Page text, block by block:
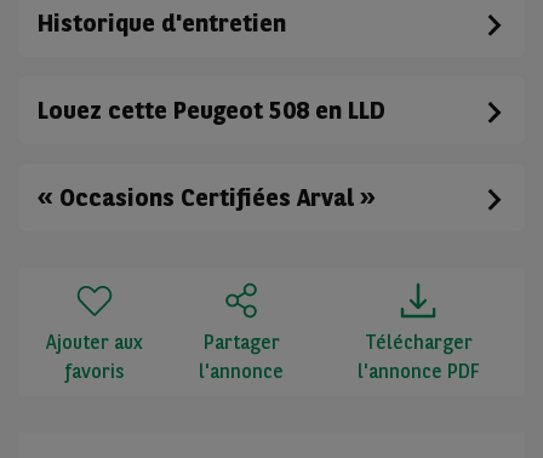
Historique d'entretien
Louez cette Peugeot 508 en LLD
« Occasions Certifiées Arval »
Ajouter aux
favoris
Partager
l'annonce
Télécharger
l'annonce PDF